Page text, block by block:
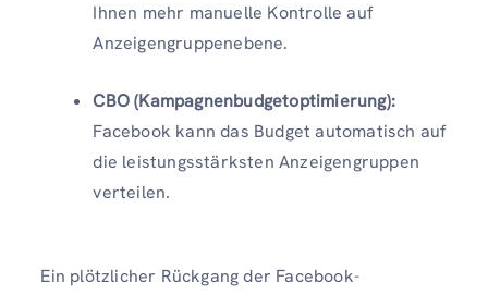
Ihnen mehr manuelle Kontrolle auf
Anzeigengruppenebene.
CBO (Kampagnenbudgetoptimierung):
Facebook kann das Budget automatisch auf
die leistungsstärksten Anzeigengruppen
verteilen.
Ein plötzlicher Rückgang der Facebook-